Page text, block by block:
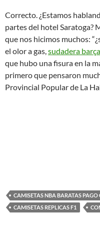
Correcto. ¿Estamos
partes del hotel Saratoga?
que nos hicimos muchos:
el olor a gas,sudadera barça
que hubo una fisura en la
primero que pensaron
Provincial Popular de La
CAMISETAS NBA BARATAS
CAMISETAS REPLICAS F1